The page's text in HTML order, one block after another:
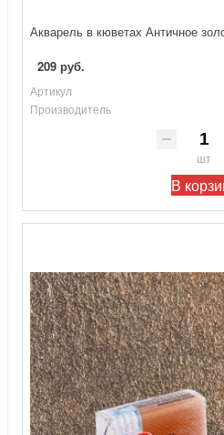
Акварель в кюветах Античное
209 руб.
Артикул
Производитель
шт
В